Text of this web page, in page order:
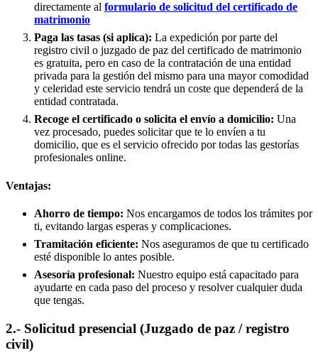
directamente al formulario de solicitud del certificado de
matrimonio
Paga las tasas (si aplica): La expedición por parte del
registro civil o juzgado de paz del certificado de matrimonio
es gratuita, pero en caso de la contratación de una entidad
privada para la gestión del mismo para una mayor comodidad
y celeridad este servicio tendrá un coste que dependerá de la
entidad contratada.
Recoge el certificado o solicita el envío a domicilio: Una
vez procesado, puedes solicitar que te lo envíen a tu
domicilio, que es el servicio ofrecido por todas las gestorías
profesionales online.
Ventajas:
Ahorro de tiempo: Nos encargamos de todos los trámites por
ti, evitando largas esperas y complicaciones.
Tramitación eficiente: Nos aseguramos de que tu certificado
esté disponible lo antes posible.
Asesoría profesional: Nuestro equipo está capacitado para
ayudarte en cada paso del proceso y resolver cualquier duda
que tengas.
2.- Solicitud presencial (Juzgado de paz / registro
civil)